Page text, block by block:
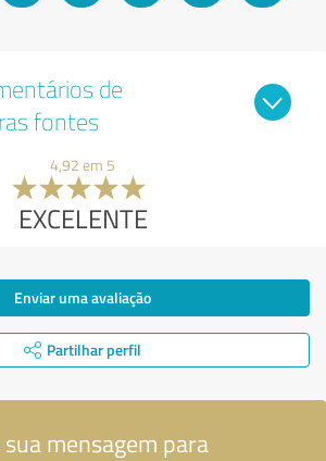
de
fontes
4,92 em 5
EXCELENTE
Enviar uma avaliação
Partilhar perfil
sua mensagem para